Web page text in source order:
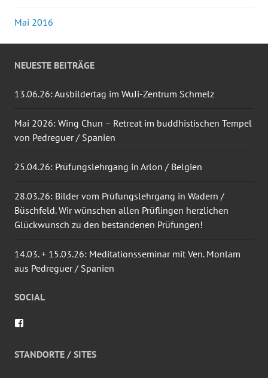
Mai 2016
NEUESTE BEITRÄGE
13.06.26: Ausbildertag im WuJi-Zentrum Schmelz
Mai 2026: Wing Chun – Retreat im buddhistischen Tempel
von Pedreguer / Spanien
25.04.26: Prüfungslehrgang in Arlon / Belgien
28.03.26: Bilder vom Prüfungslehrgang in Wadern /
Büschfeld. Wir wünschen allen Prüflingen herzlichen
Glückwunsch zu den bestandenen Prüfungen!
14.03. + 15.03.26: Meditationsseminar mit Ven. Monlam
aus Pedreguer / Spanien
SOCIAL
auf
Facebook
STANDORTE / SITES